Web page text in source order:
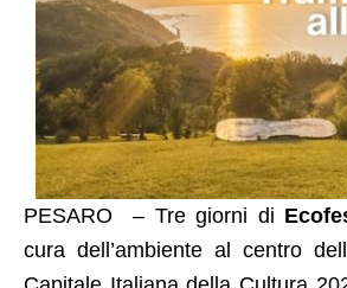
PESARO – Tre giorni di
cura dell’ambiente al centro